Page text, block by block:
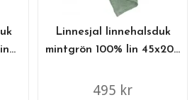
Linnesjal linnehalsduk
mintgrön 100% lin 45x200
495 kr